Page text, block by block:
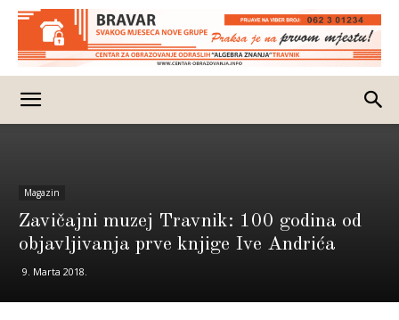
Magazin
Zavičajni muzej Travnik: 100 godina od
objavljivanja prve knjige Ive Andrića
9. Marta 2018.